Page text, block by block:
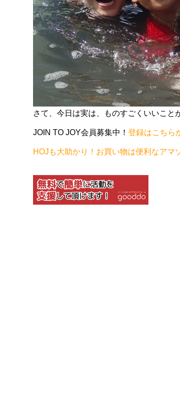
さて、今日は実は、ものすごくいいこと
JOIN TO JOY会員募集中！登録はこちら
HOJも大助かり！お買い物は便利なアマ